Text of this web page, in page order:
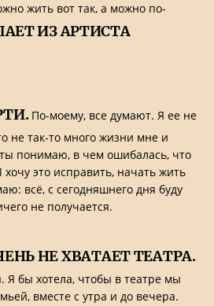
жить вот так, а можно по-
ИЗ АРТИСТА
По-моему, все думают. Я ее не
не так-то много жизни мне и
понимаю, в чем ошибалась, что
это исправить, начать жить
всё, с сегодняшнего дня буду
не получается.
НЕ ХВАТАЕТ ТЕАТРА.
Я бы хотела, чтобы в театре мы
вместе с утра и до вечера.